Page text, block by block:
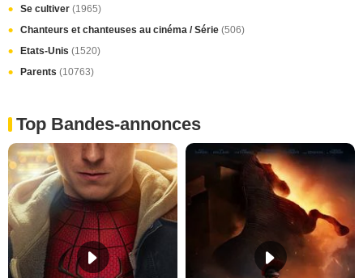
Se cultiver (1965)
Chanteurs et chanteuses au cinéma / Série (506)
Etats-Unis (1520)
Parents (10763)
Top Bandes-annonces